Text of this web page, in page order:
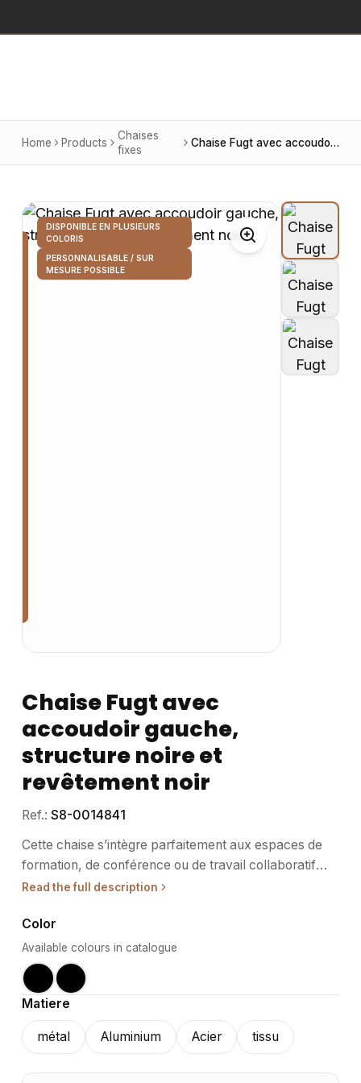
Home Products
Chaises
fixes
Chaise Fugt avec accoudoir gauche, structure noire et revêtement noir
DISPONIBLE EN PLUSIEURS
COLORIS
PERSONNALISABLE / SUR
MESURE POSSIBLE
Chaise Fugt avec
accoudoir gauche,
structure noire et
revêtement noir
Ref.: S8-0014841
Cette chaise s’intègre parfaitement aux espaces de
formation, de conférence ou de travail collaboratif
nécessitant une assise fonctionnelle avec support
intensif, cette chaise convient aux salles de réunion,
aux espaces d’accueil et aux zones de restauration.
Son accoudoir gauche apporte un soutien
supplémentaire pour un confort prolongé. Sa
conception empilable facilite le rangement et optimise
l’espace lors des événements ou des
réaménagements. Elle répond aux besoins des
Read the full description
Color
Available colours in catalogue
Matiere
métal Aluminium Acier tissu